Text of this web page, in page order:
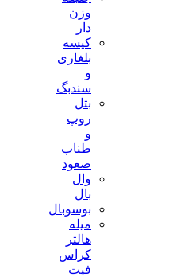
کیسه
بلغاری
سندبگ
بتل
وال
بوسوبال
میله
کراس